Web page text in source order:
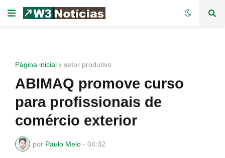
Página inicial setor produtivo
ABIMAQ promove curso
para profissionais de
comércio exterior
por Paulo Melo - 04:32